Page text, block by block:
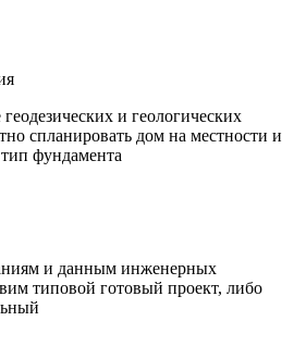
и геологических
спланировать дом на местности и
фундамента
и данным инженерных
типовой готовый проект, либо